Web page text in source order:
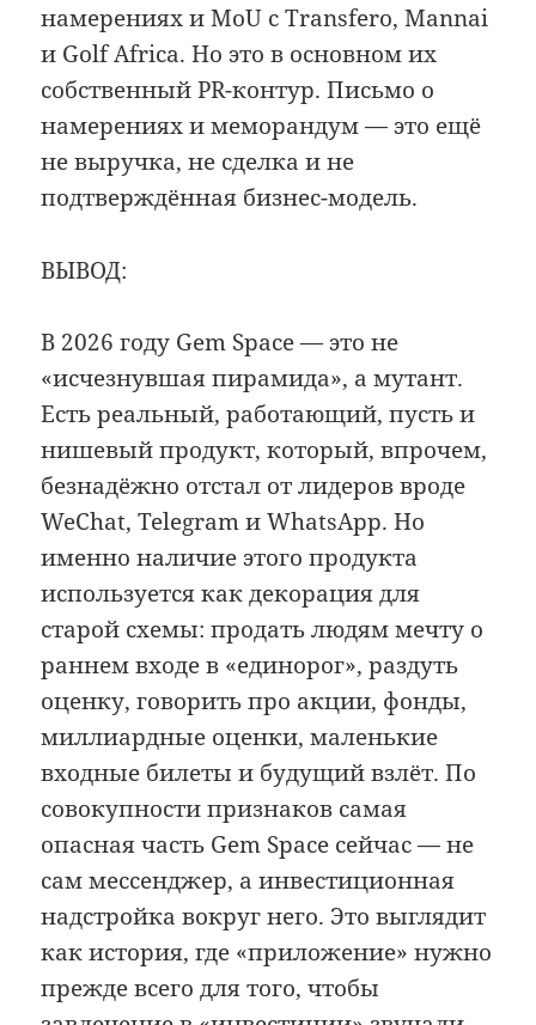
намерениях и MoU с Transfero, Mannai
и Golf Africa. Но это в основном их
собственный PR-контур. Письмо о
намерениях и меморандум — это ещё
не выручка, не сделка и не
подтверждённая бизнес-модель.
ВЫВОД:
В 2026 году Gem Space — это не
«исчезнувшая пирамида», а мутант.
Есть реальный, работающий, пусть и
нишевый продукт, который, впрочем,
безнадёжно отстал от лидеров вроде
WeChat, Telegram и WhatsApp. Но
именно наличие этого продукта
используется как декорация для
старой схемы: продать людям мечту о
раннем входе в «единорог», раздуть
оценку, говорить про акции, фонды,
миллиардные оценки, маленькие
входные билеты и будущий взлёт. По
совокупности признаков самая
опасная часть Gem Space сейчас — не
сам мессенджер, а инвестиционная
надстройка вокруг него. Это выглядит
как история, где «приложение» нужно
прежде всего для того, чтобы